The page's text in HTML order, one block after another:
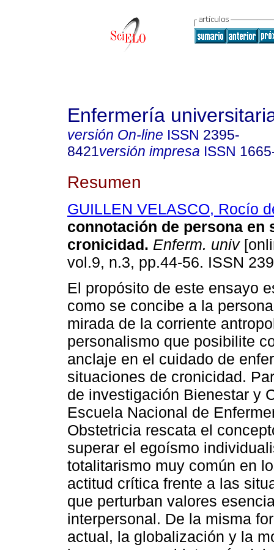
Enfermería
versión On-line ISSN 2395-
8421versión impresa ISSN
Resumen
GUILLEN VELASCO, Rocío
connotación de persona en
cronicidad. Enferm. univ
vol.9, n.3, pp.44-56. ISSN
El propósito de este ensayo
como se concibe a la
mirada de la corriente
personalismo que posibilite
anclaje en el cuidado de
situaciones de cronicidad.
de investigación Bienestar y
Escuela Nacional de
Obstetricia rescata el
superar el egoísmo
totalitarismo muy común en
actitud crítica frente a las
que perturban valores
interpersonal. De la misma
actual, la globalización y la